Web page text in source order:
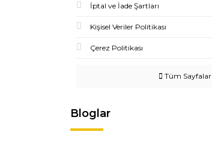
İptal ve İade Şartları
Kişisel Veriler Politikası
Çerez Politikası
Tüm Sayfalar
Bloglar